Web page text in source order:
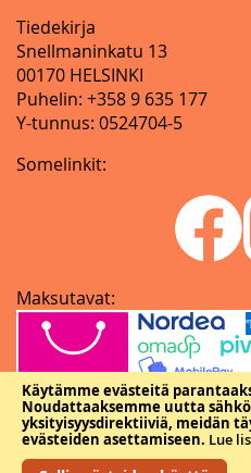
Käytämme evästeitä
Noudattaaksemme uutta
yksityisyysdirektiiviä, meidän
evästeiden asettamiseen. Lue
Tiedekirja
Snellmaninkatu 13
00170 HELSINKI
Puhelin: +358 9 635 177
Y-tunnus: 0524704-5
Somelinkit:
Maksutavat: